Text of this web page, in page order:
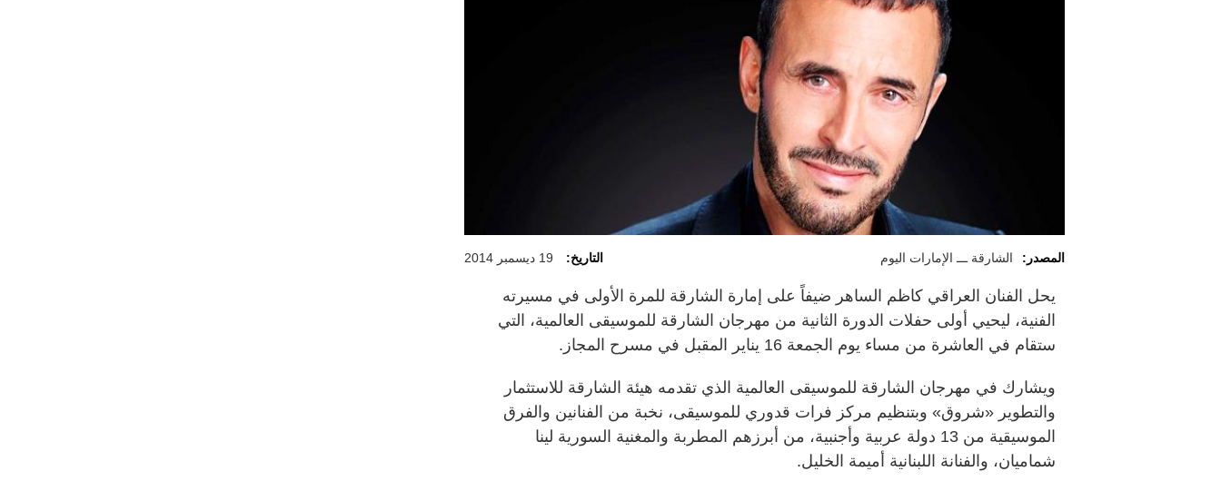
المصدر: الشارقة ـــ الإمارات اليوم التاريخ: 19 ديسمبر 2014
يحل الفنان العراقي كاظم الساهر ضيفاً على إمارة الشارقة للمرة الأولى في مسيرته
الفنية، ليحيي أولى حفلات الدورة الثانية من مهرجان الشارقة للموسيقى العالمية، التي
ستقام في العاشرة من مساء يوم الجمعة 16 يناير المقبل في مسرح المجاز.
ويشارك في مهرجان الشارقة للموسيقى العالمية الذي تقدمه هيئة الشارقة للاستثمار
والتطوير «شروق» وبتنظيم مركز فرات قدوري للموسيقى، نخبة من الفنانين والفرق
الموسيقية من 13 دولة عربية وأجنبية، من أبرزهم المطربة والمغنية السورية لينا
شماميان، والفنانة اللبنانية أميمة الخليل.